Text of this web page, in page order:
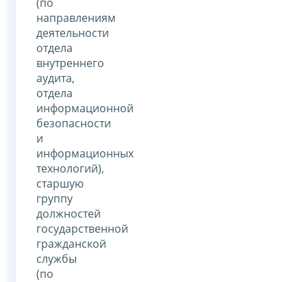
направлениям
деятельности
отдела
внутреннего
аудита,
отдела
информационной
безопасности
и
информационных
технологий),
старшую
группу
должностей
государственной
гражданской
службы
(по